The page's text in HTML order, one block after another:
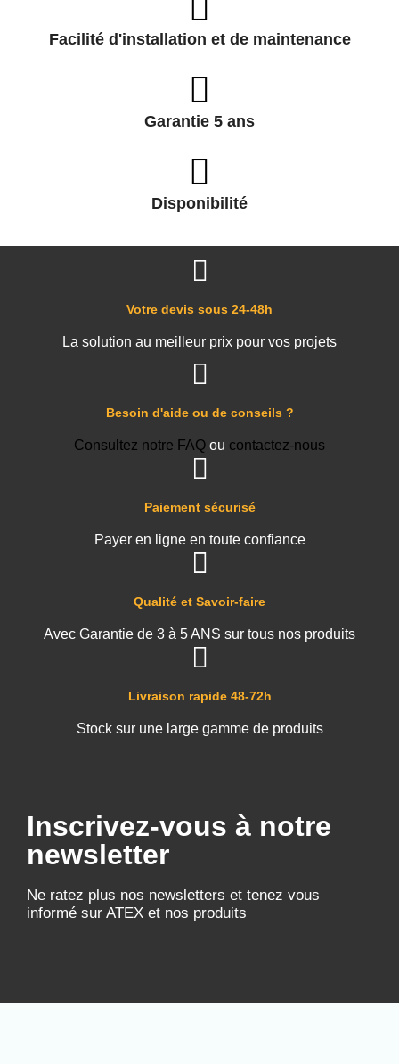
Facilité d'installation et de maintenance
Garantie 5 ans
Disponibilité
Livraison rapide 48-72h
Stock sur une large gamme de produits
Qualité et Savoir-faire
Avec Garantie de 3 à 5 ANS sur tous nos produits
Paiement sécurisé
Payer en ligne en toute confiance
Besoin d'aide ou de conseils ?
Consultez notre FAQ ou contactez-nous
Votre devis sous 24-48h
La solution au meilleur prix pour vos projets
Inscrivez-vous à notre
newsletter
Ne ratez plus nos newsletters et tenez vous
informé sur ATEX et nos produits